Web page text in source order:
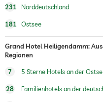
Massageangebot
Wellnessmassagen
Wellnessbereich
231 Norddeutschland
181 Ostsee
Grand Hotel Heiligendamm:
Regionen
7 5 Sterne Hotels an der
28 Familienhotels an der